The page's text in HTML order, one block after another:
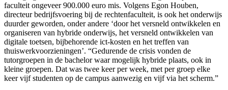
faculteit ongeveer 900.000 euro mis. Volgens Egon Houben,
directeur bedrijfsvoering bij de rechtenfaculteit, is ook het onderwijs
duurder geworden, onder andere ‘door het versneld ontwikkelen en
organiseren van hybride onderwijs, het versneld ontwikkelen van
digitale toetsen, bijbehorende ict-kosten en het treffen van
thuiswerkvoorzieningen’. “Gedurende de crisis vonden de
tutorgroepen in de bachelor waar mogelijk hybride plaats, ook in
kleine groepen. Dat was twee keer per week, met per groep elke
keer vijf studenten op de campus aanwezig en vijf via het scherm.”